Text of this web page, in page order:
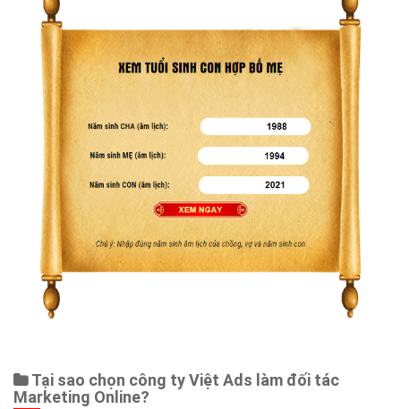
Tại sao chọn công ty Việt Ads làm đối tác
Marketing Online?